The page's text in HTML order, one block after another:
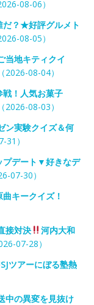
08-06）
？★好評グルメト
08-05）
当地キティクイ
2026-08-04）
！人気お菓子
2026-08-03）
ン実験クイズ＆何
31）
プデート▼好きなデ
07-30）
キークイズ！
接対決
河内大和
07-28）
ツアーにぼる塾熱
中の異変を見抜け